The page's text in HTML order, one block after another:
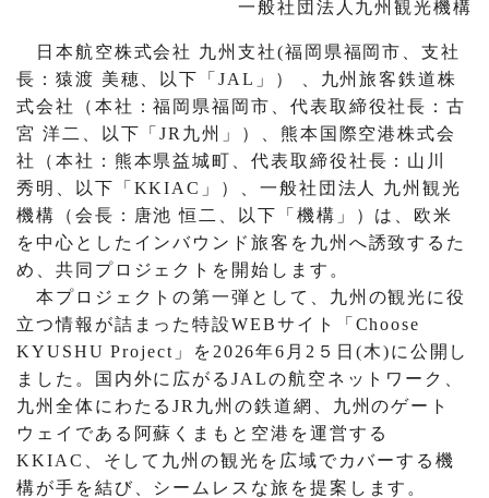
一般社団法人九州観光機構
日本航空株式会社 九州支社(福岡県福岡市、支社
長：猿渡 美穂、以下「JAL」） 、九州旅客鉄道株
式会社（本社：福岡県福岡市、代表取締役社長：古
宮 洋二、以下「JR九州」）、熊本国際空港株式会
社（本社：熊本県益城町、代表取締役社長：山川
秀明、以下「KKIAC」）、一般社団法人 九州観光
機構（会長：唐池 恒二、以下「機構」）は、欧米
を中心としたインバウンド旅客を九州へ誘致するた
め、共同プロジェクトを開始します。
本プロジェクトの第一弾として、九州の観光に役
立つ情報が詰まった特設WEBサイト「Choose
KYUSHU Project」を2026年6月2５日(木)に公開し
ました。国内外に広がるJALの航空ネットワーク、
九州全体にわたるJR九州の鉄道網、九州のゲート
ウェイである阿蘇くまもと空港を運営する
KKIAC、そして九州の観光を広域でカバーする機
構が手を結び、シームレスな旅を提案します。